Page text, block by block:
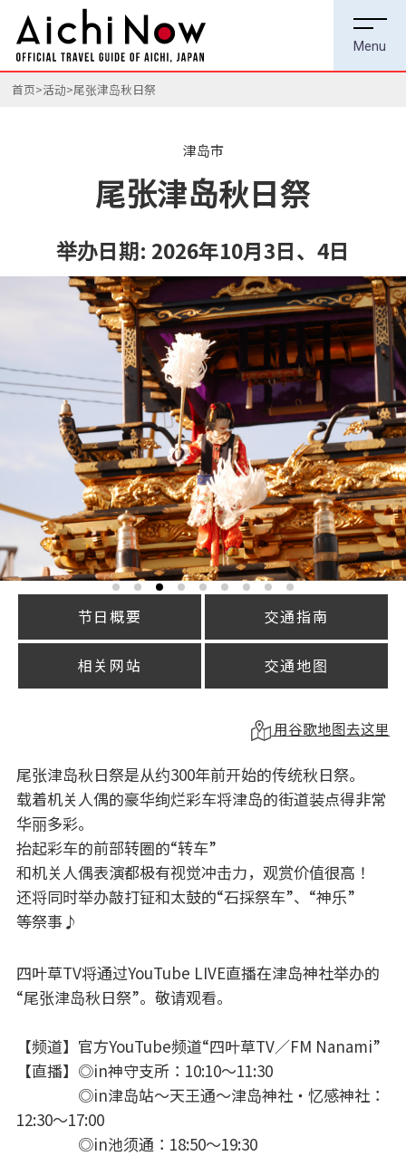
首页 活动 尾张津岛秋日祭
津岛市
尾张津岛秋日祭
举办日期: 2026年10月3日、4日
节日概要 交通指南
相关网站 交通地图
用谷歌地图去这里
尾张津岛秋日祭是从约300年前开始的传统秋日祭。
载着机关人偶的豪华绚烂彩车将津岛的街道装点得非常
华丽多彩。
抬起彩车的前部转圈的“转车”
和机关人偶表演都极有视觉冲击力，观赏价值很高！
还将同时举办敲打钲和太鼓的“石採祭车”、“神乐”
等祭事♪
四叶草TV将通过YouTube LIVE直播在津岛神社举办的
“尾张津岛秋日祭”。敬请观看。
【频道】官方YouTube频道“四叶草TV／FM Nanami”
【直播】◎in神守支所：10:10～11:30
◎in津岛站～天王通～津岛神社・忆感神社：
12:30～17:00
◎in池须通：18:50～19:30